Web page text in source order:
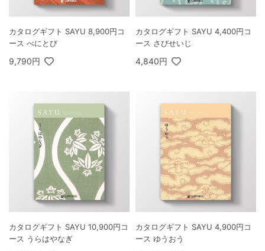
カタログギフト SAYU 8,900円コ
ース べにとび
9,790円
カタログギフト SAYU 4,400円コ
ース さびせいじ
4,840円
カタログギフト SAYU 10,900円コ
ース うらはやなぎ
カタログギフト SAYU 4,900円コ
ース ゆうおう